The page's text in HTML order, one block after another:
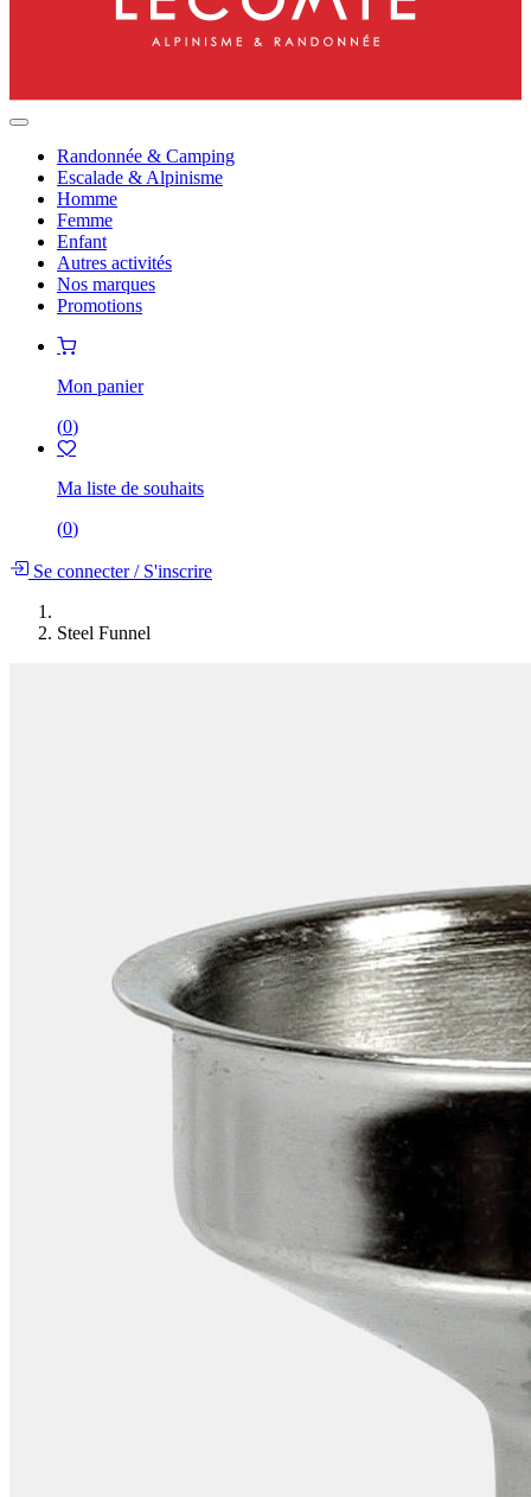
Randonnée & Camping
Escalade & Alpinisme
Homme
Femme
Enfant
Autres activités
Nos marques
Promotions
Mon panier
(0)
Ma liste de souhaits
(0)
Se connecter/S'inscrire
Steel Funnel